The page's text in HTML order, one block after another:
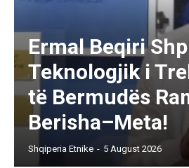
Ermal Beqiri
Teknologjik i
të Bermudës
Berisha–Meta!
Shqiperia Etnike - 5 August 2026